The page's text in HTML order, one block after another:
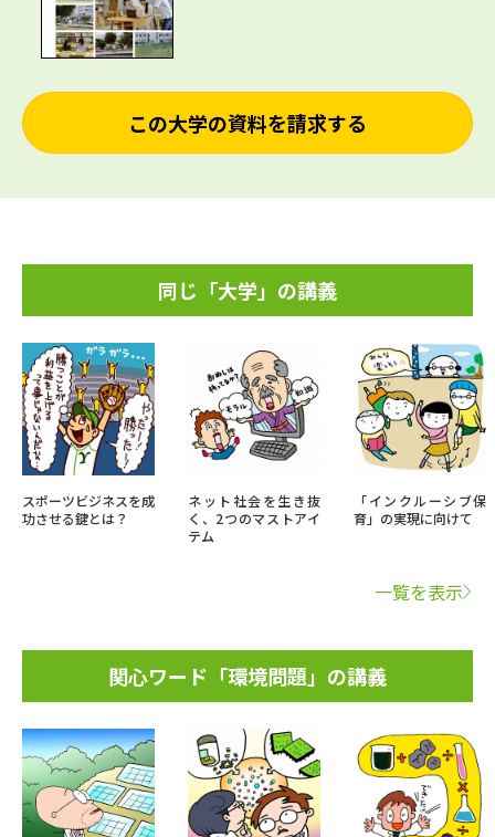
この大学の資料を請求する
同じ「大学」の講義
スポーツビジネスを成
功させる鍵とは？
ネット社会を生き抜
く、2つのマストアイ
テム
「インクルーシブ保
育」の実現に向けて
一覧を表示
関心ワード「環境問題」の講義